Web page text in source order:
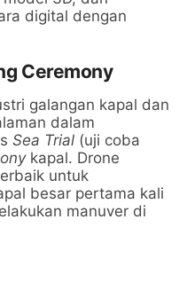
digital dengan
Ceremony
galangan kapal dan
dalam
Sea Trial (uji coba
kapal. Drone
untuk
besar pertama kali
manuver di